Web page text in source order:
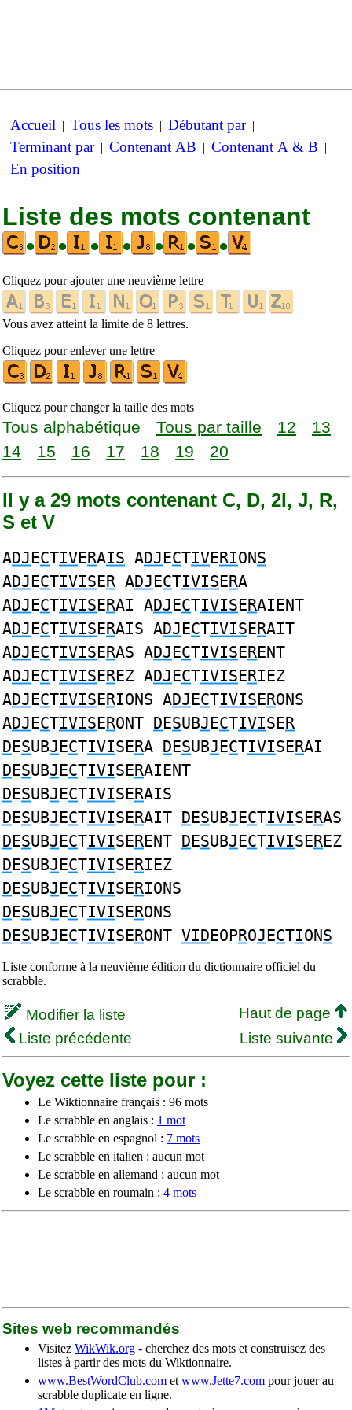
Accueil | Tous les mots | Débutant par|
Terminant par| Contenant AB | Contenant A & B |
En position
Liste des mots contenant
•
• • • • • •
Cliquez pour ajouter une neuvième lettre
Vous avez atteint la limite de 8 lettres.
Cliquez pour enlever une lettre
Cliquez pour changer la taille des mots
Tous alphabétique Tous par taille 12
13
14
15 16 17 18 19 20
Il y a 29 mots contenant C, D, 2I, J, R,
S et V
ADJECTIVERAIS ADJECTIVERIONS
ADJECTIVISER ADJECTIVISERA
ADJECTIVISERAI ADJECTIVISERAIENT
ADJECTIVISERAIS ADJECTIVISERAIT
ADJECTIVISERAS ADJECTIVISERENT
ADJECTIVISEREZ ADJECTIVISERIEZ
ADJECTIVISERIONS ADJECTIVISERONS
ADJECTIVISERONT DESUBJECTIVISER
DESUBJECTIVISERA DESUBJECTIVISERAI
DESUBJECTIVISERAIENT
DESUBJECTIVISERAIS
DESUBJECTIVISERAIT DESUBJECTIVISERAS
DESUBJECTIVISERENT DESUBJECTIVISEREZ
DESUBJECTIVISERIEZ
DESUBJECTIVISERIONS
DESUBJECTIVISERONS
DESUBJECTIVISERONT VIDEOPROJECTIONS
Liste conforme à la neuvième édition du dictionnaire officiel du
scrabble.
Modifier la liste
Haut de page
Liste précédente
Liste suivante
Voyez cette liste pour :
Le Wiktionnaire français : 96 mots
Le scrabble en anglais : 1 mot
Le scrabble en espagnol : 7 mots
Le scrabble en italien : aucun mot
Le scrabble en allemand : aucun mot
Le scrabble en roumain : 4 mots
Sites web recommandés
Visitez WikWik.org - cherchez des mots et construisez des
listes à partir des mots du Wiktionnaire.
www.BestWordClub.com et www.Jette7.com pour jouer au
scrabble duplicate en ligne.